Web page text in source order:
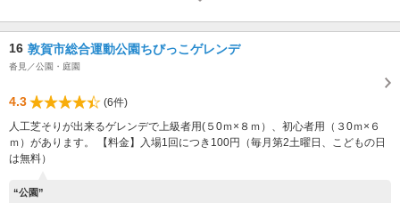
16 敦賀市総合運動公園ちびっこゲレンデ
沓見／公園・庭園
4.3
(6件)
人工芝そりが出来るゲレンデで上級者用(５0ｍ×８ｍ）、初心者用（３0ｍ×６
ｍ）があります。 【料金】入場1回につき100円（毎月第2土曜日、こどもの日
は無料）
“公園”